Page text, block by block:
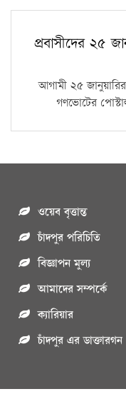
প্রবাসীদের ২৫
আগামী ২৫
গণভোটের
ওয়েব বৃত্তান্ত
চাঁদপুর পরিচিতি
বিজ্ঞাপন মুল্য
আমাদের সম্পর্কে
ক্যারিয়ার
চাঁদপুর এর ডাক্তারগন